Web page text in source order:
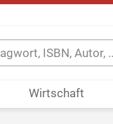
Wirtschaft